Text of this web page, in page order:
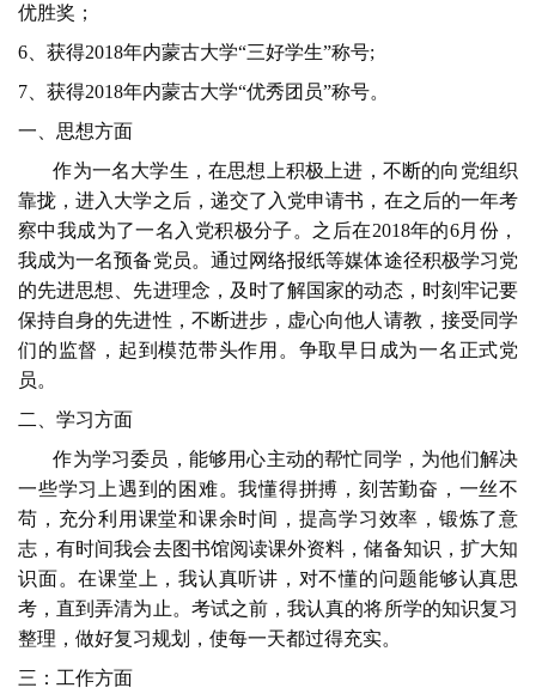
优胜奖；
6、获得2018年内蒙古大学“三好学生”称号;
7、获得2018年内蒙古大学“优秀团员”称号。
一、思想方面
作为一名大学生，在思想上积极上进，不断的向党组织
靠拢，进入大学之后，递交了入党申请书，在之后的一年考
察中我成为了一名入党积极分子。之后在2018年的6月份，
我成为一名预备党员。通过网络报纸等媒体途径积极学习党
的先进思想、先进理念，及时了解国家的动态，时刻牢记要
保持自身的先进性，不断进步，虚心向他人请教，接受同学
们的监督，起到模范带头作用。争取早日成为一名正式党
员。
二、学习方面
作为学习委员，能够用心主动的帮忙同学，为他们解决
一些学习上遇到的困难。我懂得拼搏，刻苦勤奋，一丝不
苟，充分利用课堂和课余时间，提高学习效率，锻炼了意
志，有时间我会去图书馆阅读课外资料，储备知识，扩大知
识面。在课堂上，我认真听讲，对不懂的问题能够认真思
考，直到弄清为止。考试之前，我认真的将所学的知识复习
整理，做好复习规划，使每一天都过得充实。
三：工作方面